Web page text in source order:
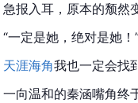
急报入耳，原本的颓然
“一定是她，绝对是她！
天涯海角我也一定会找
一向温和的秦涵嘴角终